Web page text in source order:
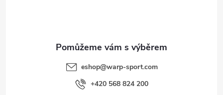
eshop@warp-sport.com
+420 568 824 200